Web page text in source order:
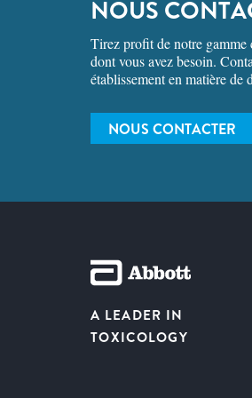
NOUS
Tirez profit de notre gamme
dont vous avez besoin.
établissement en matière de
NOUS CONTACTER
A LEADER IN
TOXICOLOGY